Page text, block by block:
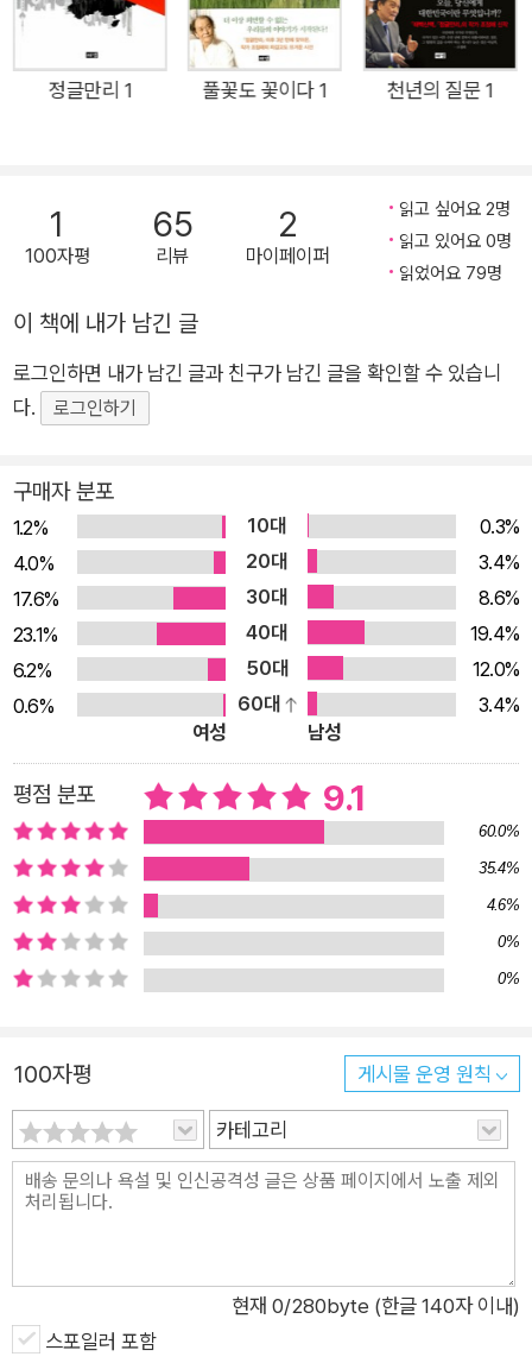
함께 수록 출간되었던 이 작품은, 발표 당시부터 장편적 중량감을
지닌 중편이자 조정래의 문학관과 역사관을 압축한 작품으로 일
컬어지며 평단의 관심을 받았었다. 작가는 2010년부터 초창기
작가는, 40여 전 우리 사회가 안고 있었던 문제가 여전히 해결되
지 않은 채 계속되고 있는 엄연한 현실을 새삼 느끼며 소설가로서
진 음지』는 1970년대 급속도로 진행된 산업화와 뜻하지 않게 닥
친 불행으로 인해 삶의 터전을 버리고 두 자녀와 함께 서울로 야
반도주해 칼갈이로 생계를 꾸리는 한 남자의 이야기를 그리고 있
다. 남의 소를 몰래 팔아 서울로 무작정 상경한 복천은 아무 연고
으로 감당할 수 있는 일이라면 생계와 자식들을 위해 해보려고 하
지만 번번이 발길질과 뭇매만을 맞으며 벽에 부딪힌다. ‘장마철
노래기 냄새’나 ‘삼복 염천의 시궁창 냄새’처럼 역겨운 냄새를 풍
기며 인정머리라고는 아무리 찾아봐도 찾을 수 없는 냉정하기 그
지없는 서울에서 시행착오를 거듭하면서 근근히 견디지만, 빈민
의 삶은 벗어날 수가 없다. 높은 담을 쌓아올린 부잣집들을 지날
때면 치오르는 알 수 없는 분노는 자신의 처량한 처지를 더욱 극
난 떡장수 아줌마, 식모 아가씨, 복권 파는 소녀 그리고 그에게 시
련을 안긴 인물들의 이야기를 통해 갑작스럽게 닥친 사회변화로
인해 사회의 빈민으로 전락한 채 밑바닥을 전전하면서도 살아야
했기에 생을 포기하지 못한 40여 년 전 우리 부모 세대들의 삶을
생생하게 그려냈다. 개별적인 한 사람의 삶을 들여다보면서 자연
스럽게 한 시대를 그려낸 작가는, 곳곳에 인정 없는 세상과 그 안
에서 자신들의 이익을 쫓아 담을 높이 쌓는 데만 급급한 부자들에
살 수 있는 살벌한 세태의 비극, 죄 지은 일이 없는데도 가혹한 벌
을 받는 것만 같은 가난한 사람들의 처절한 삶을 거친 사투리 속
에 녹여내며 ‘살아간다는 것’의 의미를 되묻는다. 하지만 이러한
세상 속에서도 두 자식의 아비로서 어떤 힘든 일도 마다하지 않은
주인공의 면모는 우리네 부모의 모습을 떠올리며 애잔한 감동을
이 책에서 묘사하고 있는 ‘무작정 상경 1세대’들의 모습은 2011년
현재 인사동 뒷골목에도, 압구정동 뒷골목에도, 구로동에서도 얼
정글만리 1 풀꽃도 꽃이다 1 천년의 질문 1
1
100자평
65
리뷰
2
마이페이퍼
읽고 싶어요 2명
읽고 있어요 0명
읽었어요 79명
이 책에 내가 남긴 글
로그인하면 내가 남긴 글과 친구가 남긴 글을 확인할 수 있습니
다.
로그인하기
구매자 분포
1.2% 10대
0.3%
4.0%
20대
3.4%
17.6%
30대
8.6%
23.1%
40대
19.4%
6.2%
50대
12.0%
0.6%
60대
3.4%
여성
남성
평점 분포 9.1
60.0%
35.4%
4.6%
0%
0%
100자평 게시물 운영 원칙
카테고리
현재 0/280byte (한글 140자 이내)
스포일러 포함